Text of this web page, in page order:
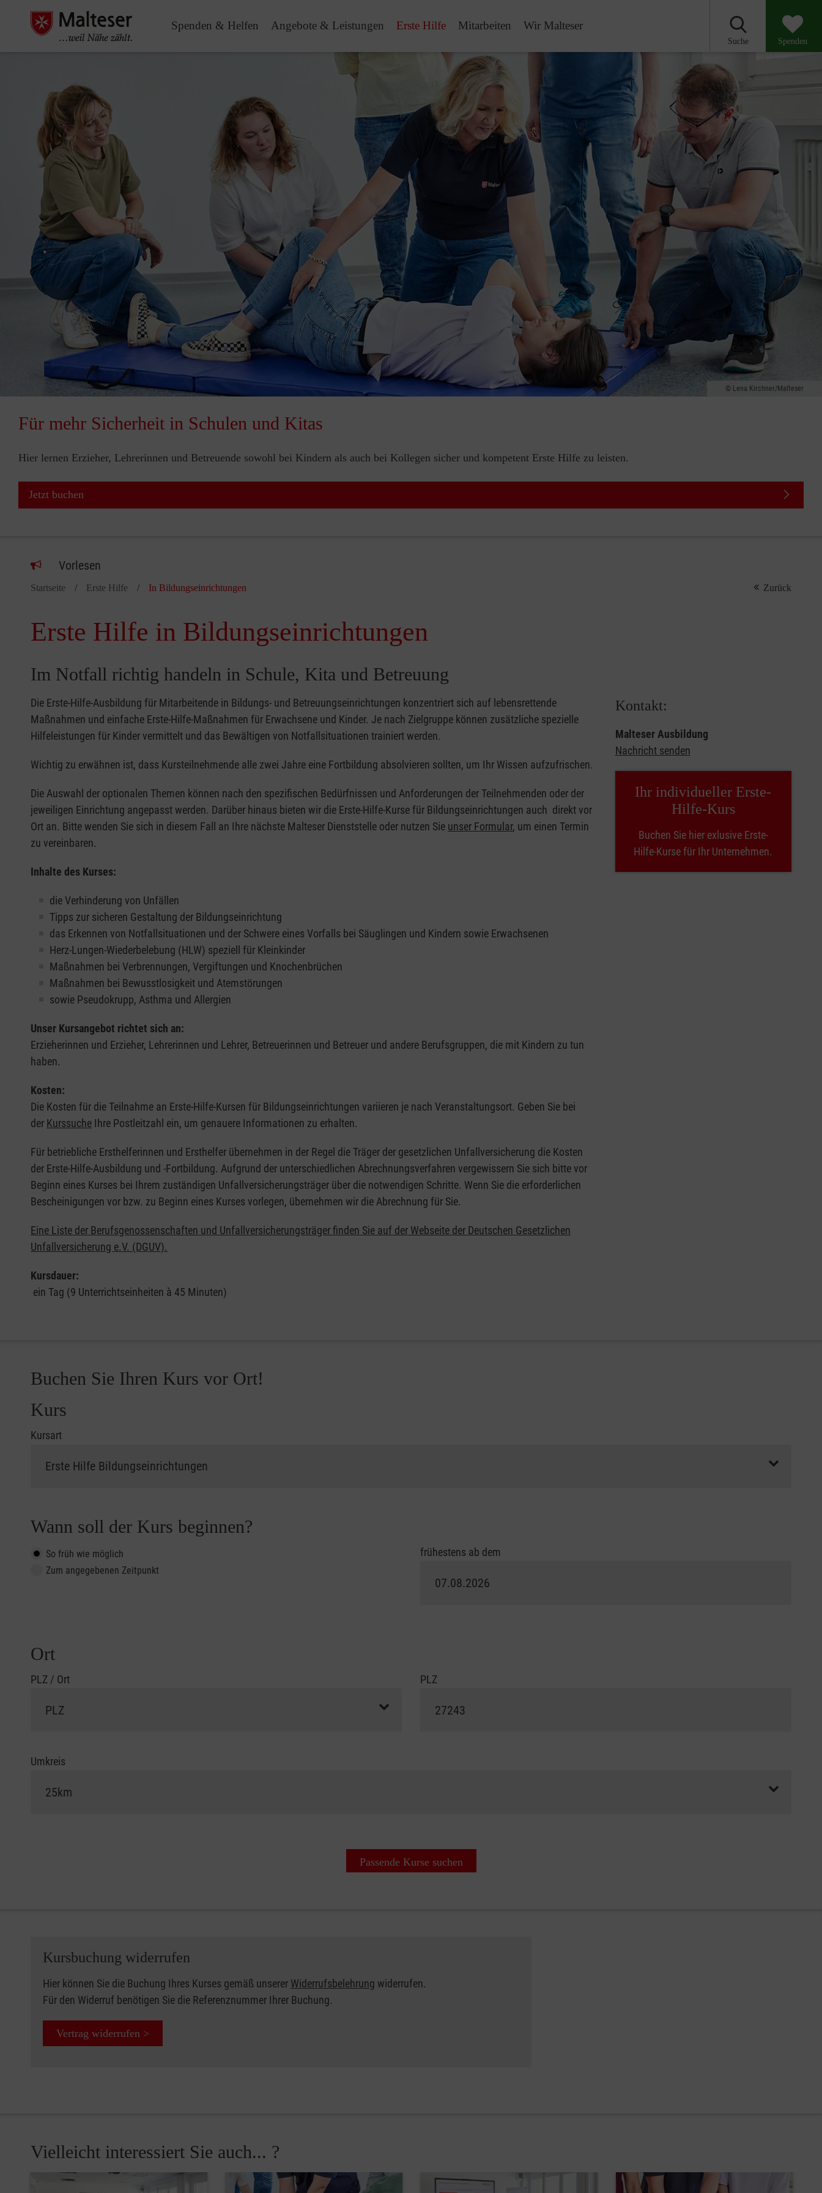
Spenden & Helfen Angebote & Leistungen Erste Hilfe Mitarbeiten Wir Malteser
Suche Spenden
Lena Kirchner/Malteser
Für mehr Sicherheit in Schulen und Kitas
Hier lernen Erzieher, Lehrerinnen und Betreuende sowohl bei Kindern als auch bei Kollegen sicher und kompetent Erste Hilfe zu leisten.
Jetzt buchen
Vorlesen
Startseite Erste Hilfe In Bildungseinrichtungen Zurück
Erste Hilfe in Bildungseinrichtungen
Im Notfall richtig handeln in Schule, Kita und Betreuung
Die Erste-Hilfe-Ausbildung für Mitarbeitende in Bildungs- und Betreuungseinrichtungen konzentriert sich auf lebensrettende
Maßnahmen und einfache Erste-Hilfe-Maßnahmen für Erwachsene und Kinder. Je nach Zielgruppe können zusätzliche spezielle
Hilfeleistungen für Kinder vermittelt und das Bewältigen von Notfallsituationen trainiert werden.
Wichtig zu erwähnen ist, dass Kursteilnehmende alle zwei Jahre eine Fortbildung absolvieren sollten, um Ihr Wissen aufzufrischen.
Die Auswahl der optionalen Themen können nach den spezifischen Bedürfnissen und Anforderungen der Teilnehmenden oder der
jeweiligen Einrichtung angepasst werden. Darüber hinaus bieten wir die Erste-Hilfe-Kurse für Bildungseinrichtungen auch direkt vor
Ort an. Bitte wenden Sie sich in diesem Fall an Ihre nächste Malteser Dienststelle oder nutzen Sie unser Formular, um einen Termin
zu vereinbaren.
Inhalte des Kurses:
die Verhinderung von Unfällen
Tipps zur sicheren Gestaltung der Bildungseinrichtung
das Erkennen von Notfallsituationen und der Schwere eines Vorfalls bei Säuglingen und Kindern sowie Erwachsenen
Herz-Lungen-Wiederbelebung (HLW) speziell für Kleinkinder
Maßnahmen bei Verbrennungen, Vergiftungen und Knochenbrüchen
Maßnahmen bei Bewusstlosigkeit und Atemstörungen
sowie Pseudokrupp, Asthma und Allergien
Unser Kursangebot richtet sich an:
Erzieherinnen und Erzieher, Lehrerinnen und Lehrer, Betreuerinnen und Betreuer und andere Berufsgruppen, die mit Kindern zu tun
haben.
Kosten:
Die Kosten für die Teilnahme an Erste-Hilfe-Kursen für Bildungseinrichtungen variieren je nach Veranstaltungsort. Geben Sie bei
der Kurssuche Ihre Postleitzahl ein, um genauere Informationen zu erhalten.
Für betriebliche Ersthelferinnen und Ersthelfer übernehmen in der Regel die Träger der gesetzlichen Unfallversicherung die Kosten
der Erste-Hilfe-Ausbildung und -Fortbildung. Aufgrund der unterschiedlichen Abrechnungsverfahren vergewissern Sie sich bitte vor
Beginn eines Kurses bei Ihrem zuständigen Unfallversicherungsträger über die notwendigen Schritte. Wenn Sie die erforderlichen
Bescheinigungen vor bzw. zu Beginn eines Kurses vorlegen, übernehmen wir die Abrechnung für Sie.
Eine Liste der Berufsgenossenschaften und Unfallversicherungsträger finden Sie auf der Webseite der Deutschen Gesetzlichen
Unfallversicherung e.V. (DGUV).
Kursdauer:
ein Tag (9 Unterrichtseinheiten à 45 Minuten)
Kontakt:
Malteser Ausbildung
Nachricht senden
Ihr individueller Erste-
Hilfe-Kurs
Buchen Sie hier exlusive Erste-
Hilfe-Kurse für Ihr Unternehmen.
Buchen Sie Ihren Kurs vor Ort!
Kurs
Kursart
Wann soll der Kurs beginnen?
So früh wie möglich
Zum angegebenen Zeitpunkt
frühestens ab dem
Ort
PLZ / Ort PLZ
Umkreis
Passende Kurse suchen
Kursbuchung widerrufen
Hier können Sie die Buchung Ihres Kurses gemäß unserer Widerrufsbelehrung widerrufen.
Für den Widerruf benötigen Sie die Referenznummer Ihrer Buchung.
Vertrag widerrufen >
Vielleicht interessiert Sie auch... ?
Pause